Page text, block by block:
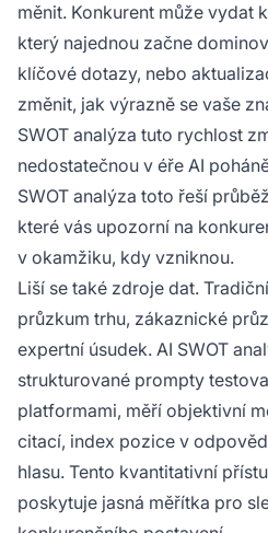
měnit. Konkurent může vydat
který najednou začne
klíčové dotazy, nebo
změnit, jak výrazně se vaše
SWOT analýza tuto rychlost
nedostatečnou v éře AI
SWOT analýza toto řeší
které vás upozorní na
v okamžiku, kdy vzniknou.
Liší se také zdroje dat.
průzkum trhu, zákaznické
expertní úsudek. AI SWOT
strukturované prompty
platformami, měří objektivní
citací, index pozice v
hlasu. Tento kvantitativní
poskytuje jasná měřítka pro